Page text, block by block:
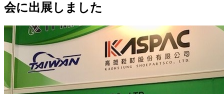
会に出展しました